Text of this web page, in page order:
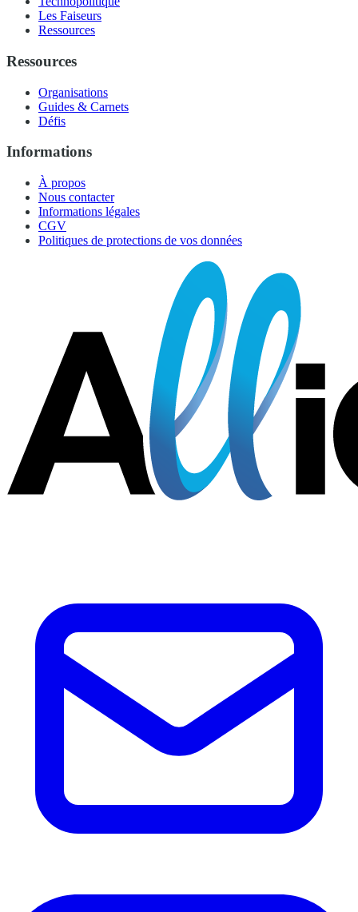
Les Faiseurs
Ressources
Ressources
Organisations
Guides & Carnets
Défis
Informations
À propos
Nous contacter
Informations légales
CGV
Politiques de protections de vos données